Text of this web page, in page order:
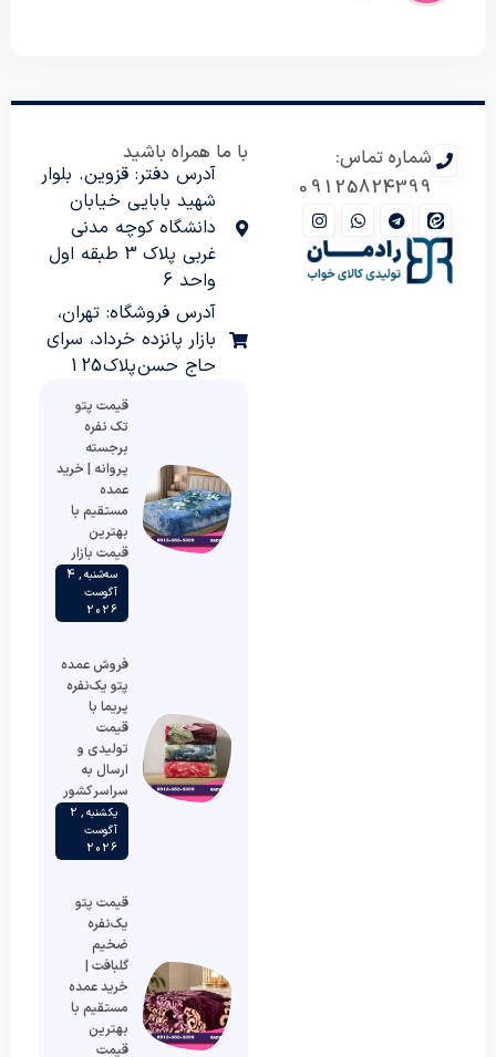
شماره تماس:
09125824399
با ما همراه باشید
آدرس دفتر: قزوین. بلوار
شهید بابایی خیابان
دانشگاه کوچه مدنی
غربی پلاک 3 طبقه اول
واحد 6
آدرس فروشگاه: تهران،
بازار پانزده خرداد، سرای
حاج حسن پلاک 125
قیمت پتو
تک نفره
برجسته
پروانه | خرید
عمده
مستقیم با
بهترین
قیمت بازار
سه‌شنبه , 4
آگوست
2026
فروش عمده
پتو یک‌نفره
پریما با
قیمت
تولیدی و
ارسال به
سراسر کشور
یکشنبه , 2
آگوست
2026
قیمت پتو
یک‌نفره
ضخیم
گلبافت |
خرید عمده
مستقیم با
بهترین
قیمت